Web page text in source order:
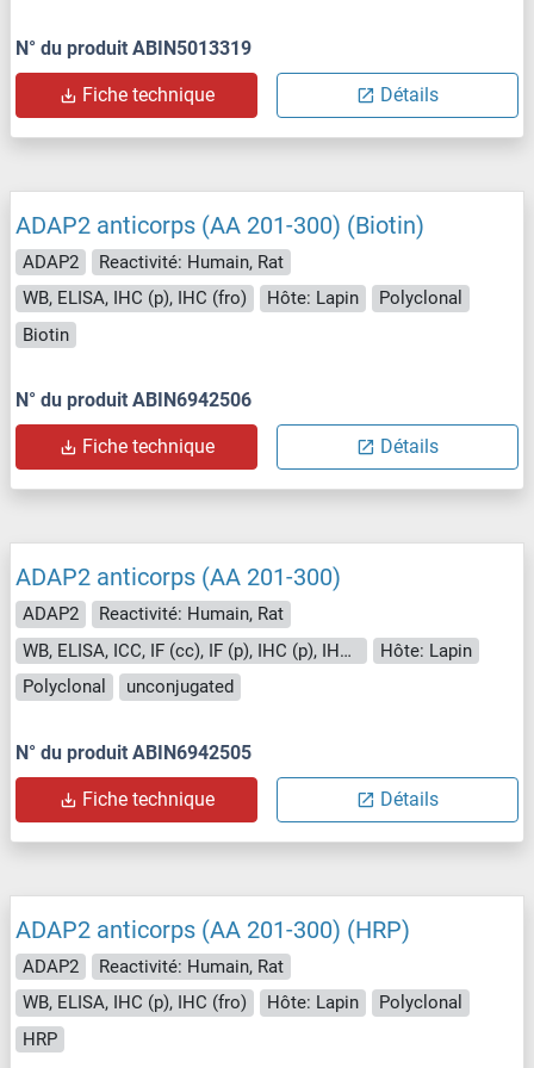
N° du produit ABIN5013319
Fiche technique Détails
ADAP2 anticorps (AA 201-300) (Biotin)
ADAP2
Reactivité: Humain, Rat
WB, ELISA, IHC (p), IHC (fro)
Hôte: Lapin
Polyclonal
Biotin
N° du produit ABIN6942506
Fiche technique Détails
ADAP2 anticorps (AA 201-300)
ADAP2
Reactivité: Humain, Rat
WB, ELISA, ICC, IF (cc), IF (p), IHC (p), IHC (fro)
Hôte: Lapin
Polyclonal
unconjugated
N° du produit ABIN6942505
Fiche technique Détails
ADAP2 anticorps (AA 201-300) (HRP)
ADAP2
Reactivité: Humain, Rat
WB, ELISA, IHC (p), IHC (fro)
Hôte: Lapin
Polyclonal
HRP